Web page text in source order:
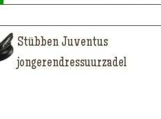
Stübben Juventus
jongerendressuurzadel